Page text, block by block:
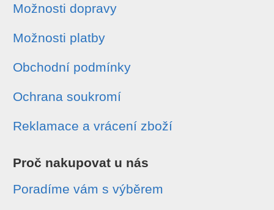
Možnosti dopravy
Možnosti platby
Obchodní podmínky
Ochrana soukromí
Reklamace a vrácení zboží
Proč nakupovat u nás
Poradíme vám s výběrem